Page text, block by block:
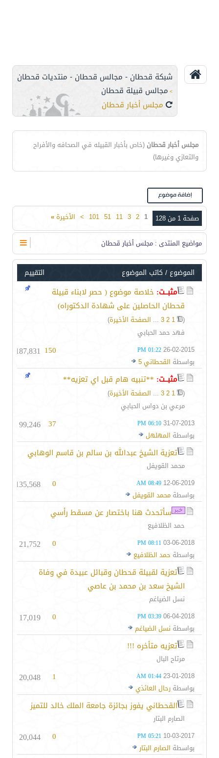
شبكة قحطان - مجالس قحطان - منتديات قحطان
> مجالس قبيلة قحطان
مجلس أخبار قحطان
مجلس أخبار قحطان (خاص بأخبار القبيله في الصحافه والأفراح
والتعازي وغيرها)
صفحة 1 من 128 1
2
3
11
51
101
> الأخيرة»
مواضيع المنتدى : مجلس أخبار قحطان
التقييم الموضوع / كاتب الموضوع
مثبــت: خلاصة موضوع ( حصر لابناء قبيلة
قحطان الحاصلين على شهادة الدكتوراه)
(
1
2
3
... الصفحة الأخيرة)
فهد حمد الحبابي
26-02-2015
01:22 PM
بواسطة القحطاني 5
150
187,831
مثبــت: **تنبيه هام قبل اي تعزيه**
(
1
2
3
... الصفحة الأخيرة)
مرعي بن دواس الحبابي
31-07-2013
06:10 PM
بواسطة المهلهل
37
99,246
تعزية الشيخ عبدالله بن سالم بن قاسم الوهابي
محمد القويفل
12-06-2019
08:49 AM
بواسطة محمد القويفل
0
135,568
سأتحدث هنا باختصار عن مسقط رأسي
حمد الظلافيع
03-06-2018
08:11 PM
بواسطة حمد الظلافيع
0
21,752
تعزية لقبيلة قحطان وقبائل عبيدة في وفاة
الشيخ سعد بن محمد بن عاصي
نسل الضياغم
06-04-2018
03:39 PM
بواسطة نسل الضياغم
0
17,019
تعزيه متأخره !!!
مرتاح البال
23-01-2018
01:44 AM
بواسطة رحال العائذي
1
20,048
القحطاني يفوز بجائزة جامعة الملك خالد للتميز
الصارم البتار
10-03-2017
05:21 PM
بواسطة الصارم البتار
0
20,044